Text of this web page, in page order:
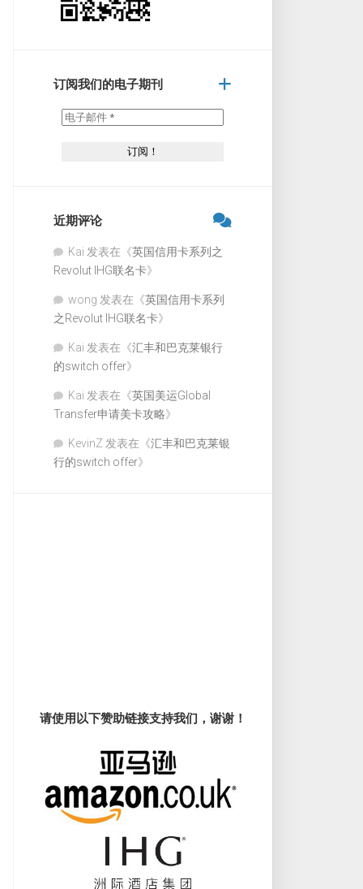
订阅我们的电子期刊
近期评论
Kai 发表在《英国信用卡系列之
Revolut IHG联名卡》
wong 发表在《英国信用卡系列
之Revolut IHG联名卡》
Kai 发表在《汇丰和巴克莱银行
的switch offer》
Kai 发表在《英国美运Global
Transfer申请美卡攻略》
KevinZ 发表在《汇丰和巴克莱银
行的switch offer》
请使用以下赞助链接支持我们，谢谢！